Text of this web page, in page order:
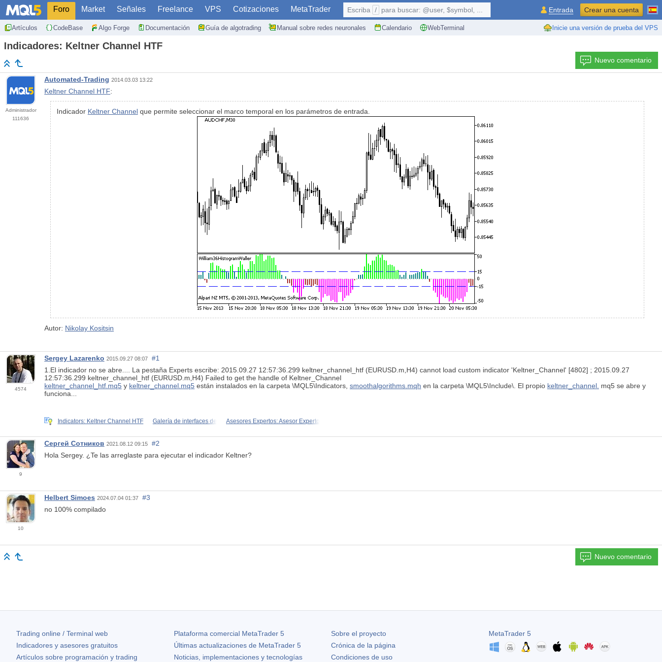
Foro Market Señales Freelance VPS Cotizaciones MetaTrader
Artículos CodeBase Algo Forge Documentación Guía de algotrading Manual sobre redes neuronales Calendario WebTerminal Inicie una versión de prueba del VPS
Escriba / para buscar: @user, $symbol, ... Entrada Crear una cuenta
Indicadores: Keltner Channel HTF
Nuevo comentario
Administrador
111636
Automated-Trading 2014.03.03 13:22
Keltner Channel HTF:
Indicador Keltner Channel que permite seleccionar el marco temporal en los parámetros de entrada.
Autor: Nikolay Kositsin
4574
Sergey Lazarenko 2015.09.27 08:07
#1
1.El indicador no se abre.... La pestaña Experts escribe: 2015.09.27 12:57:36.299 keltner_channel_htf (EURUSD.m,H4) cannot load custom indicator 'Keltner_Channel' [4802] ; 2015.09.27
12:57:36.299 keltner_channel_htf (EURUSD.m,H4) Failed to get the handle of Keltner_Channel
keltner_channel_htf. mq5 y keltner_channel.mq5 están instalados en la carpeta \MQL5\Indicators, smoothalgorithms.mqh en la carpeta \MQL5\Include\. El propio keltner_channel. mq5 se abre y
funciona...
Indicators: Keltner Channel HTF Galería de interfaces de Asesores Expertos: Asesor Experto
9
Сергей Сотников 2021.08.12 09:15
#2
Hola Sergey. ¿Te las arreglaste para ejecutar el indicador Keltner?
10
Helbert Simoes 2024.07.04 01:37
#3
no 100% compilado
Nuevo comentario
Trading online / Terminal web
Indicadores y asesores gratuitos
Artículos sobre programación y trading
Plataforma comercial MetaTrader 5
Últimas actualizaciones de MetaTrader 5
Noticias, implementaciones y tecnologías
Sobre el proyecto
Crónica de la página
Condiciones de uso
MetaTrader 5